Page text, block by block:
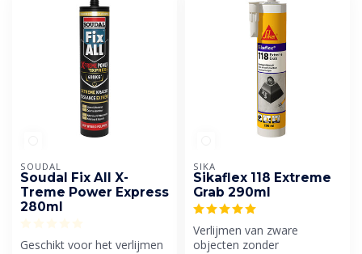
SOUDAL
Soudal Fix All X-
Treme Power Express
280ml
Geschikt voor het verlijmen
SIKA
Sikaflex 118 Extreme
Grab 290ml
Verlijmen van zware
objecten zonder